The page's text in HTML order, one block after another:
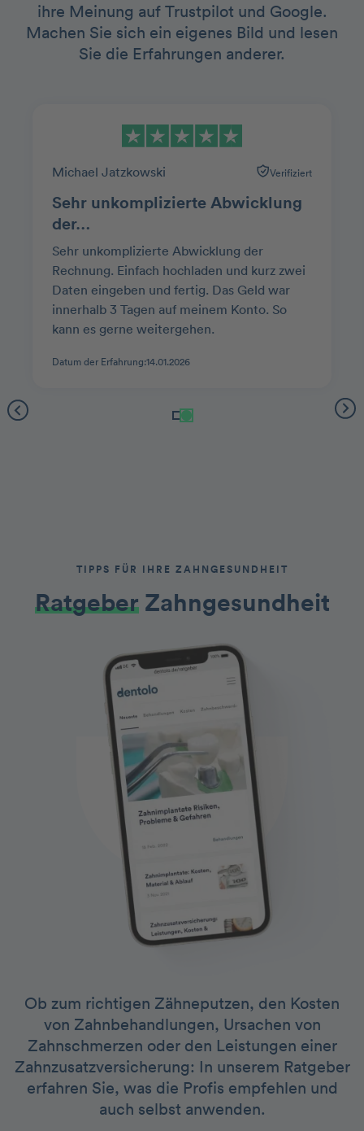
ihre Meinung auf Trustpilot und Google.
Machen Sie sich ein eigenes Bild und lesen
Sie die Erfahrungen anderer.
Michael Jatzkowski Verifiziert
Sehr unkomplizierte Abwicklung
der…
Sehr unkomplizierte Abwicklung der
Rechnung. Einfach hochladen und kurz zwei
Daten eingeben und fertig. Das Geld war
innerhalb 3 Tagen auf meinem Konto. So
kann es gerne weitergehen.
Datum der Erfahrung:14.01.2026
TIPPS FÜR IHRE ZAHNGESUNDHEIT
RatgeberZahngesundheit
Ob zum richtigen Zähneputzen, den Kosten
von Zahnbehandlungen, Ursachen von
Zahnschmerzen oder den Leistungen einer
Zahnzusatzversicherung: In unserem Ratgeber
erfahren Sie, was die Profis empfehlen und
auch selbst anwenden.